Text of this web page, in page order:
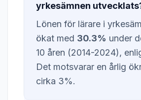
yrkesämnen
Lönen för lärare i
ökat med 30.3% under
10 åren (2014-2024),
Det motsvarar en årlig
cirka 3%.